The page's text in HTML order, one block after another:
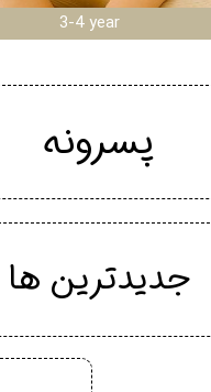
3-4 year
پسرونه
جدیدترین ها